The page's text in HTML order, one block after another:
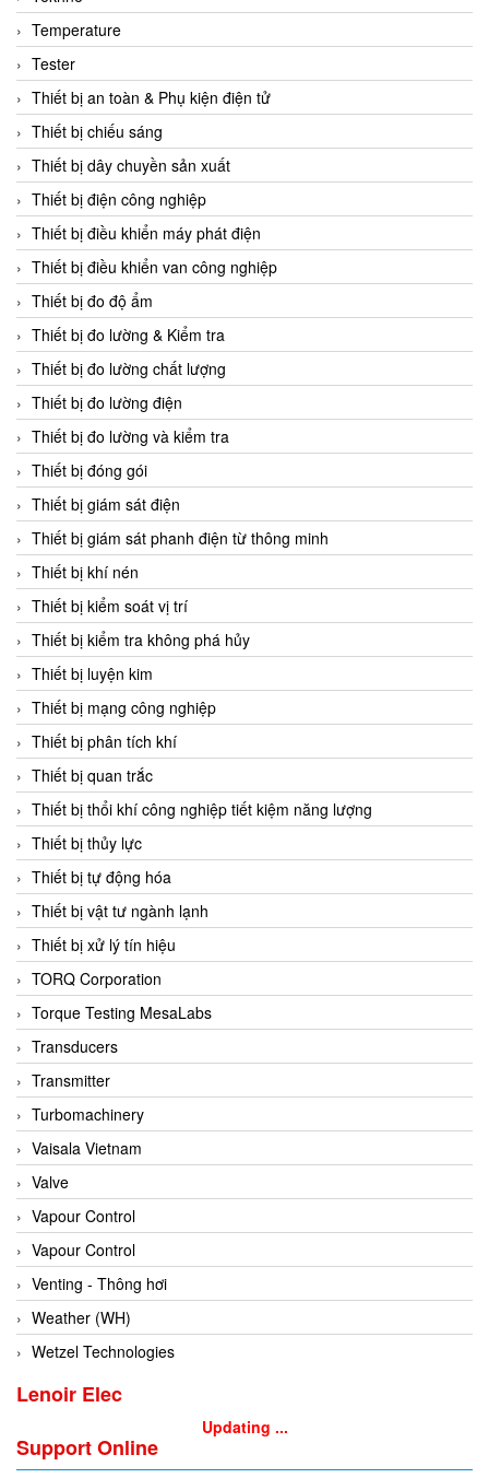
CCS
CD Automation
CEAG Sicherheitst
CEIA Vietnam
Celduc Vietnam
Cemb
Centec GmbH
CEQUBE
CHAUVIN ARNOUX
Checkline
Chino
Chiyoda Seiki
Chiyoda-Tsusho
Chongqing Huaneng
Chromalox
ChuanYi
CIC
Clage
Clake Fololo
Clark Cooper
CMC Ventilazione
Coax Valves Inc
Codel
Cofimco
Coltraco
Comat Releco
Comax
COMETECH VietNam
COMFILE Technology
Conch
Conductix/ WAMPFLER
Contrec
Contrinex
Control Solution Minesota
Copeland
Cortem
Cosa Xentaur
Cosil
Coulton
Crouzet
Crowcon
Crutec Dust Zero Vietnam
Crydom
Temperature
Tester
Thiết bị an toàn & Phụ kiện điện tử
Thiết bị chiếu sáng
Thiết bị dây chuyền sản xuất
Thiết bị điện công nghiệp
Thiết bị điều khiển máy phát điện
Thiết bị điều khiển van công nghiệp
Thiết bị đo độ ẩm
Thiết bị đo lường & Kiểm tra
Thiết bị đo lường chất lượng
Thiết bị đo lường điện
Thiết bị đo lường và kiểm tra
Thiết bị đóng gói
Thiết bị giám sát điện
Thiết bị giám sát phanh điện từ thông minh
Thiết bị khí nén
Thiết bị kiểm soát vị trí
Thiết bị kiểm tra không phá hủy
Thiết bị luyện kim
Thiết bị mạng công nghiệp
Thiết bị phân tích khí
Thiết bị quan trắc
Thiết bị thổi khí công nghiệp tiết kiệm năng lượng
Thiết bị thủy lực
Thiết bị tự động hóa
Thiết bị vật tư ngành lạnh
Thiết bị xử lý tín hiệu
TORQ Corporation
Torque Testing MesaLabs
Transducers
Transmitter
Turbomachinery
Vaisala Vietnam
Valve
Vapour Control
Vapour Control
Venting - Thông hơi
Weather (WH)
Wetzel Technologies
Lenoir Elec
Updating ...
Support Online